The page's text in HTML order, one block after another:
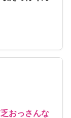
おっさんな